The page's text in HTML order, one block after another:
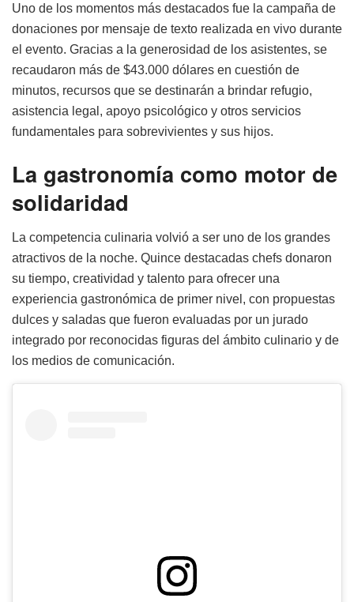
Uno de los momentos más destacados fue la campaña de
donaciones por mensaje de texto realizada en vivo durante
el evento. Gracias a la generosidad de los asistentes, se
recaudaron más de $43.000 dólares en cuestión de
minutos, recursos que se destinarán a brindar refugio,
asistencia legal, apoyo psicológico y otros servicios
fundamentales para sobrevivientes y sus hijos.
La gastronomía como motor de
solidaridad
La competencia culinaria volvió a ser uno de los grandes
atractivos de la noche. Quince destacadas chefs donaron
su tiempo, creatividad y talento para ofrecer una
experiencia gastronómica de primer nivel, con propuestas
dulces y saladas que fueron evaluadas por un jurado
integrado por reconocidas figuras del ámbito culinario y de
los medios de comunicación.